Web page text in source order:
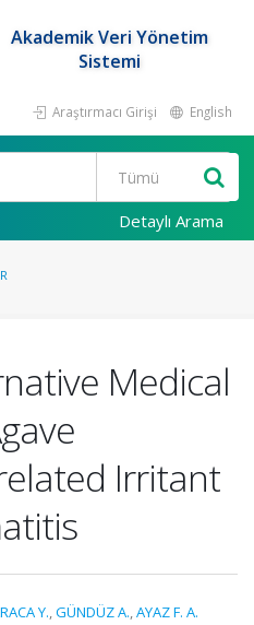
Akademik Veri Yönetim
Sistemi
Araştırmacı Girişi English
Detaylı Arama
Medical
Irritant
Y.,GÜNDÜZ A.,AYAZ F. A.